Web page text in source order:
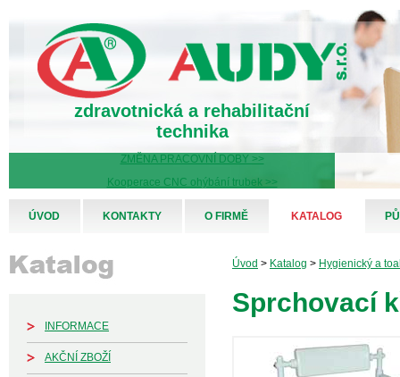
ÚVOD KONTAKTY O FIRMĚ KATALOG
Úvod > Katalog > Hygienický a
Sprchovací
INFORMACE
AKČNÍ ZBOŽÍ
zdravotnická a rehabilitační
technika
ZMĚNA PRACOVNÍ DOBY >>
Kooperace CNC ohýbání trubek >>